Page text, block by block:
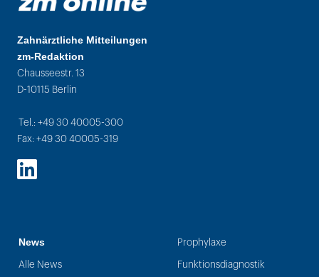
Zahnärztliche Mitteilungen
zm-Redaktion
Chausseestr. 13
D-10115 Berlin
Tel.: +49 30 40005-300
Fax: +49 30 40005-319
LinkedIn
News
Alle News
Prophylaxe
Funktionsdiagnostik